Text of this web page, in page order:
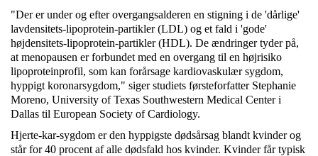
"Der er under og efter overgangsalderen en stigning i de 'dårlige'
lavdensitets-lipoprotein-partikler (LDL) og et fald i 'gode'
højdensitets-lipoprotein-partikler (HDL). De ændringer tyder på,
at menopausen er forbundet med en overgang til en højrisiko
lipoproteinprofil, som kan forårsage kardiovaskulær sygdom,
hyppigt koronarsygdom," siger studiets førsteforfatter Stephanie
Moreno, University of Texas Southwestern Medical Center i
Dallas til European Society of Cardiology.
Hjerte-kar-sygdom er den hyppigste dødsårsag blandt kvinder og
står for 40 procent af alle dødsfald hos kvinder. Kvinder får typisk